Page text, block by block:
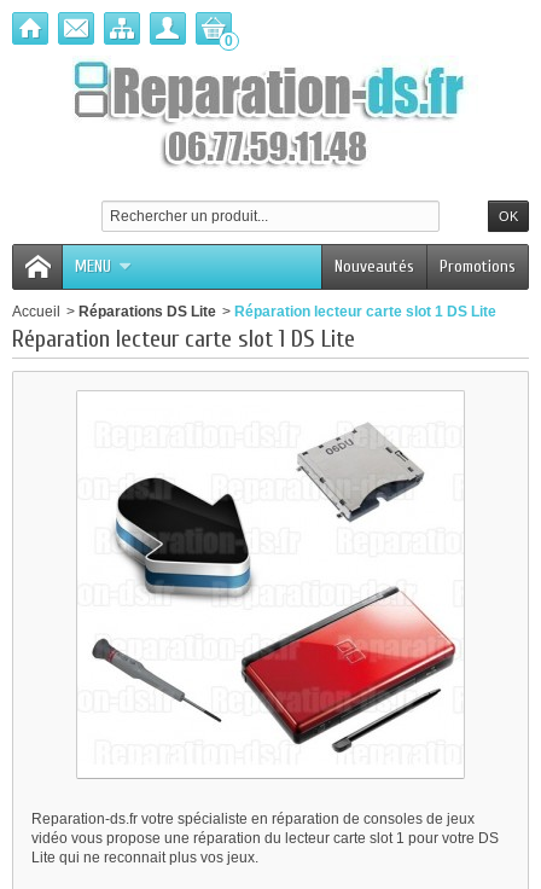
0
MENU Promotions
Nouveautés
Accueil > Réparations DS Lite > Réparation lecteur carte slot 1 DS Lite
Réparation lecteur carte slot 1 DS Lite
Reparation-ds.fr votre spécialiste en réparation de consoles de jeux
vidéo vous propose une réparation du lecteur carte slot 1 pour votre DS
Lite qui ne reconnait plus vos jeux.